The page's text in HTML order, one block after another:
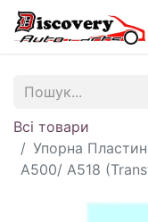
Всі товари
Упорна
A500/ A518